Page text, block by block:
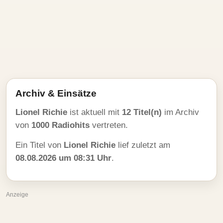
Archiv & Einsätze
Lionel Richie ist aktuell mit 12 Titel(n) im Archiv
von 1000 Radiohits vertreten.
Ein Titel von Lionel Richie lief zuletzt am
08.08.2026 um 08:31 Uhr.
Anzeige